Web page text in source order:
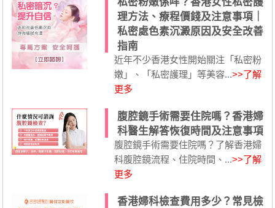
理方法、療程價錢及注意事項｜
私密處色素沉澱原因及安全改善
指南
近年不少香港女性開始關注「私密粉
嫩」、「私密護理」等美容...>>了解
更多
腹腔鏡手術需要住院嗎？香港婦
科醫生解答恢復時間及注意事項
腹腔鏡手術需要住院嗎？了解香港婦
科腹腔鏡流程、住院時間、...>>了解
更多
香港婦科檢查費用多少？常見檢